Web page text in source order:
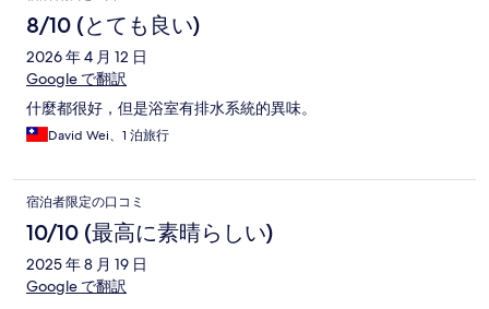
8/10 (とても良い)
2026 年 4 月 12 日
Google で翻訳
什麼都很好，但是浴室有排水系統的異味。
David Wei、1 泊旅行
宿泊者限定の口コミ
10/10 (最高に素晴らしい)
2025 年 8 月 19 日
Google で翻訳